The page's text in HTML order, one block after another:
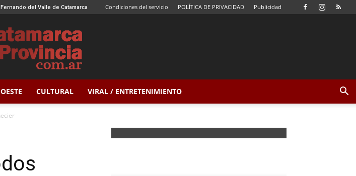
del Valle de Catamarca Condiciones del servicio POLÍTICA DE PRIVACIDAD Publicidad
Catamarca
Provincia
OESTE CULTURAL VIRAL / ENTRETENIMIENTO